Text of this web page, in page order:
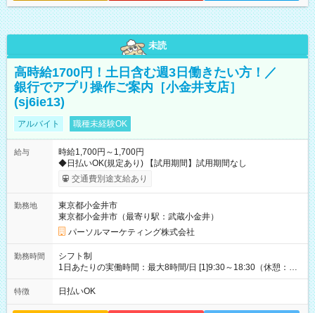
未読
高時給1700円！土日含む週3日働きたい方！／
銀行でアプリ操作ご案内［小金井支店］
(sj6ie13)
アルバイト 職種未経験OK
給与
時給1,700円～1,700円
◆日払いOK(規定あり) 【試用期間】試用期間なし
交通費別途支給あり
勤務地
東京都小金井市
東京都小金井市（最寄り駅：武蔵小金井）
パーソルマーケティング株式会社
勤務時間
シフト制
1日あたりの実働時間：最大8時間/日 [1]9:30～18:30（休憩：1
時間） [2]15:30～19:30（休憩：なし） ・平日のみ週3日 【土日
祝】9:30～18:30(実働8時間)【平日】15:30～19:30(実働4時間)
特徴 日払いOK